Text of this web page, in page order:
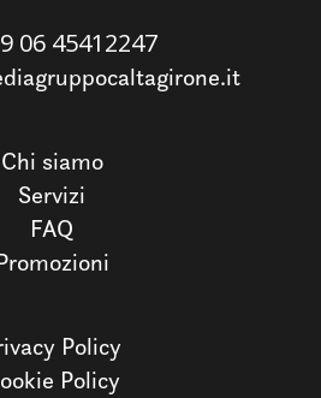
06 45412247
Chi siamo
Servizi
FAQ
Policy
Policy